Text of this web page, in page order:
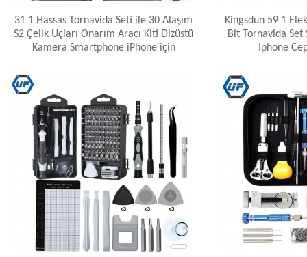
31 1 Hassas Tornavida Seti ile 30 Alaşım
S2 Çelik Uçları Onarım Aracı Kiti Dizüstü
Kamera Smartphone iPhone için
Kingsdun 59 1
Bit Tornavida Set
Iphone